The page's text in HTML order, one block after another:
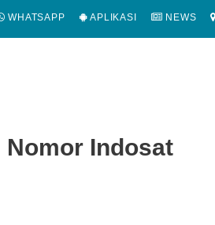
WHATSAPP APLIKASI NEWS
Indosat